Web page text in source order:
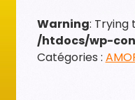
Warning: Trying
/htdocs/wp-
Catégories :